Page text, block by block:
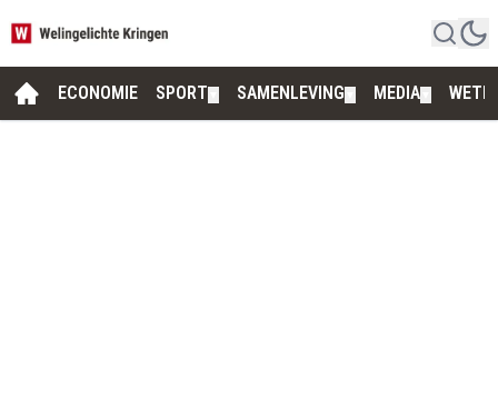
ECONOMIE SPORT SAMENLEVING MEDIA